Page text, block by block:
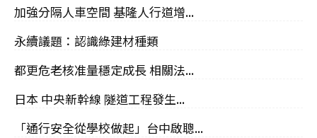
加強分隔人車空間 基隆人行道增...
永續議題：認識綠建材種類
都更危老核准量穩定成長 相關法...
日本 中央新幹線 隧道工程發生...
「通行安全從學校做起」台中啟聰...